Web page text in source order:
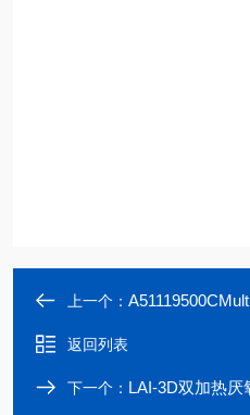
上一个：
返回列表
下一个： LAI-3D双加热厌